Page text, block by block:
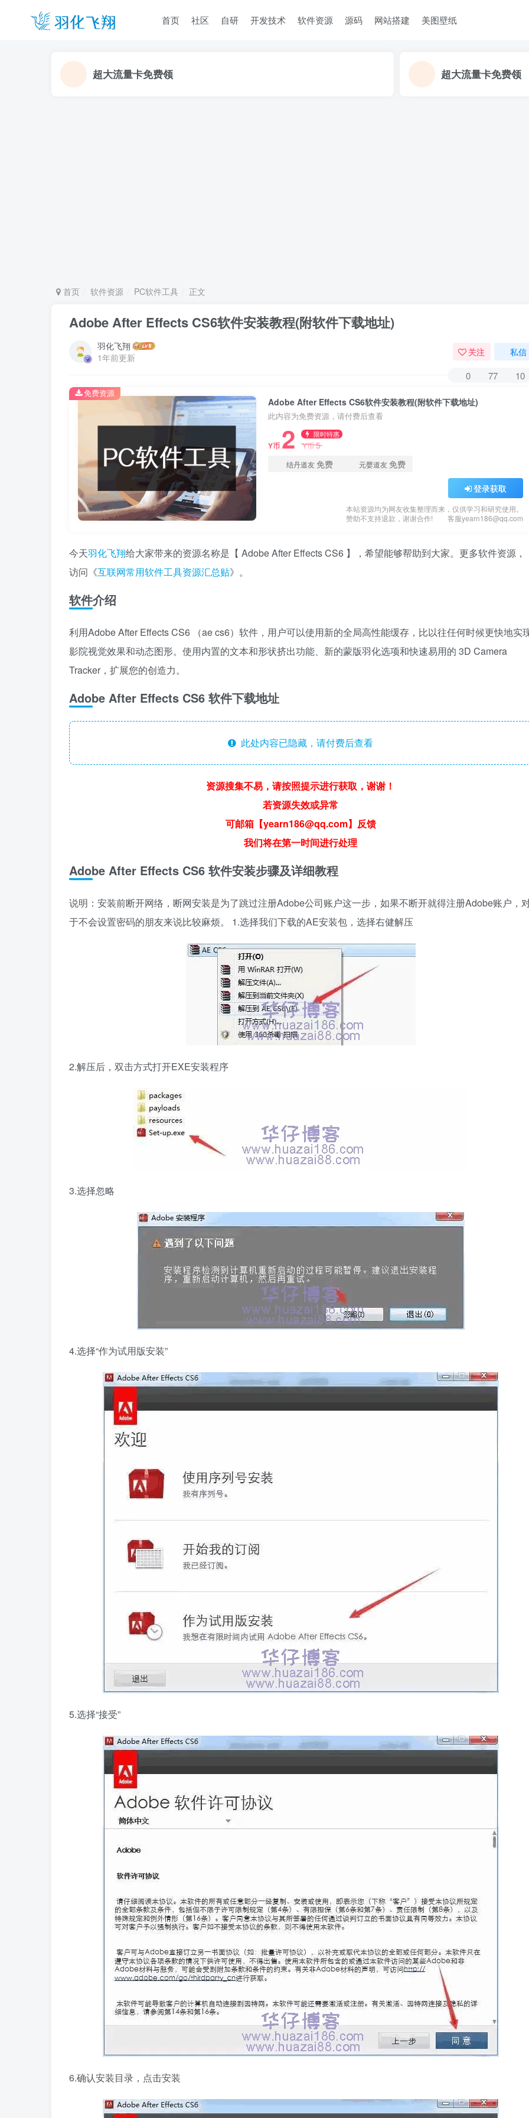
首页 社区 自研 开发技术 软件资源 源码 网站搭建 美图壁纸
超大流量卡免费领 超大流量卡免费领
首页 软件资源 PC软件工具 正文
Adobe After Effects CS6软件安装教程(附软件下载地址)
羽化飞翔
1年前更新
关注 私信
0 77 10
Adobe After Effects CS6软件安装教程(附软件下载地址)
此内容为免费资源，请付费后查看
Y币 2 限时特惠
Y币5
结丹道友免费 元婴道友免费
登录获取
本站资源均为网友收集整理而来，仅供学习和研究使用。
赞助不支持退款，谢谢合作!
客服yearn186@qq.com
免费资源
今天羽化飞翔给大家带来的资源名称是【 Adobe After Effects CS6 】，希望能够帮助到大家。更多软件资源，
访问《互联网常用软件工具资源汇总贴》。
软件介绍
利用Adobe After Effects CS6 （ae cs6）软件，用户可以使用新的全局高性能缓存，比以往任何时候更快地实
影院视觉效果和动态图形。使用内置的文本和形状挤出功能、新的蒙版羽化选项和快速易用的 3D Camera
Tracker，扩展您的创造力。
Adobe After Effects CS6 软件下载地址
此处内容已隐藏，请付费后查看
资源搜集不易，请按照提示进行获取，谢谢！
若资源失效或异常
可邮箱【yearn186@qq.com】反馈
我们将在第一时间进行处理
Adobe After Effects CS6 软件安装步骤及详细教程
说明：安装前断开网络，断网安装是为了跳过注册Adobe公司账户这一步，如果不断开就得注册Adobe账户，
于不会设置密码的朋友来说比较麻烦。 1.选择我们下载的AE安装包，选择右健解压
2.解压后，双击方式打开EXE安装程序
3.选择忽略
4.选择“作为试用版安装”
5.选择“接受”
6.确认安装目录，点击安装